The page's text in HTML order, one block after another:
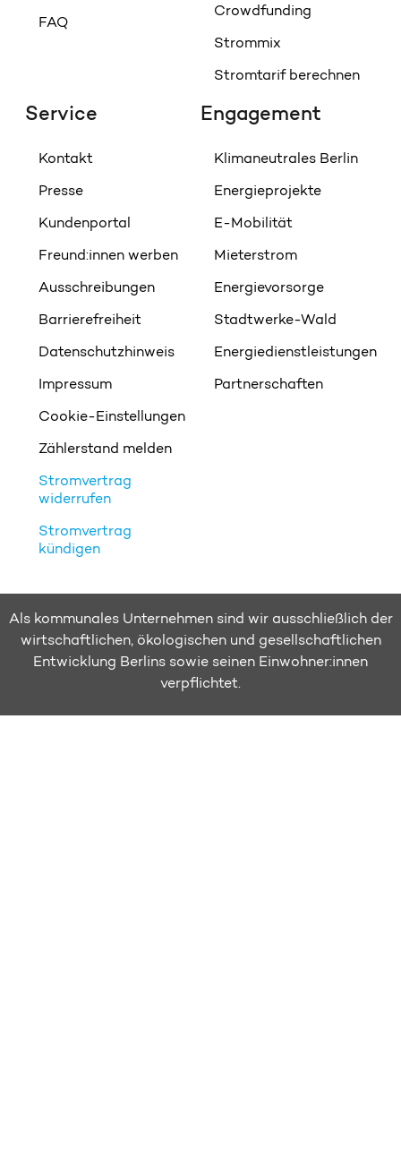
FAQ
Crowdfunding
Strommix
Stromtarif berechnen
Service
Kontakt
Presse
Kundenportal
Freund:innen werben
Ausschreibungen
Barrierefreiheit
Datenschutzhinweis
Impressum
Cookie-Einstellungen
Zählerstand melden
Stromvertrag
widerrufen
Stromvertrag
kündigen
Engagement
Klimaneutrales Berlin
Energieprojekte
E-Mobilität
Mieterstrom
Energievorsorge
Stadtwerke-Wald
Energiedienstleistungen
Partnerschaften
Als kommunales Unternehmen sind wir ausschließlich der
wirtschaftlichen, ökologischen und gesellschaftlichen
Entwicklung Berlins sowie seinen Einwohner:innen
verpflichtet.